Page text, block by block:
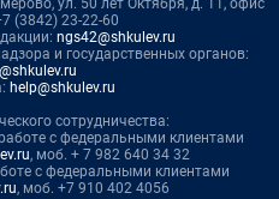
ул. 50 лет Октября, д. 11, офис
(3842) 23-22-60
ngs42@shkulev.ru
и государственных органов:
help@shkulev.ru
сотрудничества:
с федеральными клиентами
, моб. + 7 982 640 34 32
с федеральными клиентами
, моб. +7 910 402 4056